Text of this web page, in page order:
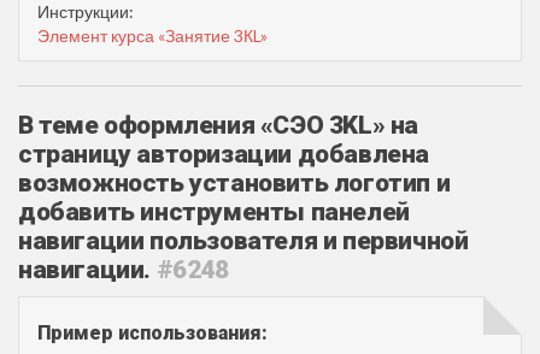
Инструкции:
Элемент курса «Занятие 3КL»
В теме оформления «СЭО 3KL» на
страницу авторизации добавлена
возможность установить логотип и
добавить инструменты панелей
навигации пользователя и первичной
навигации. #6248
Пример использования: